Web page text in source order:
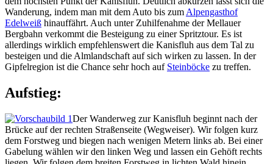
Wanderung, indem man mit dem Auto bis zum Alpengasthof
Edelweiß hinauffährt. Auch unter Zuhilfenahme der Mellauer
Bergbahn verkommt die Besteigung zu einer Spritztour. Es ist
allerdings wirklich empfehlenswert die Kanisfluh aus dem Tal zu
besteigen und die Almlandschaft auf sich wirken zu lassen. In der
Gipfelregion ist die Chance sehr hoch auf Steinböcke zu treffen.
Aufstieg:
Der Wanderweg zur Kanisfluh beginnt nach der
Brücke auf der rechten Straßenseite (Wegweiser). Wir folgen kurz
dem Forstweg und biegen nach wenigen Metern links ab. Bei einer
Gabelung wählen wir den linken Weg und lassen ein Gehöft rechts